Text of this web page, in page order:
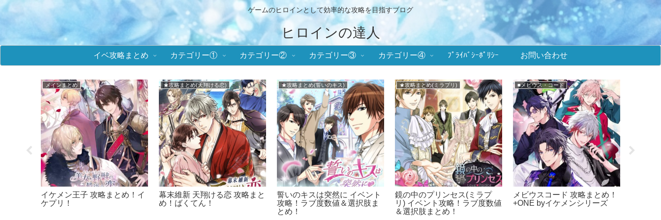
ゲームのヒロインとして効率的な攻略を目指すブログ
ヒロインの達人
イベ攻略まとめ カテゴリー① カテゴリー② カテゴリー③ カテゴリー④ ﾌﾟﾗｲﾊﾞｼｰﾎﾟﾘｼｰ お問い合わせ
★攻略まとめ(ミラプリ)
鏡の中のプリンセス(ミラプ
リ) イベント攻略！ラブ度数値
■メビウス・コード
メビウスコード 攻略まとめ！
+ONE byイケメンシリーズ
■イケメンヴィラン
イケメンヴィラン 攻略まと
め！イケヴィラ！
★攻略まとめ(ミラプリ)
鏡の中のプリンセス (ミラプ
リ) 攻略まとめ！
★攻略まとめ(王子EK)
王子様のプロポーズEK イベ
ント攻略！ラブ度数値＆選択